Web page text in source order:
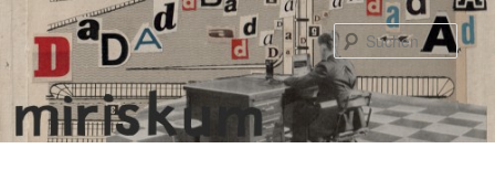
primären
Inhalt
springen